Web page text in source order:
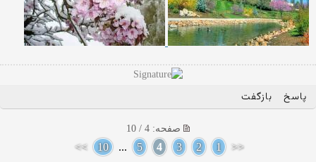
پاسخ بازگفت
صفحه: 4 / 10
<<
1
2
3
4
5
...
10
>>